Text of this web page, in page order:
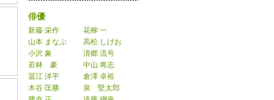
俳優
新藤 栄作
花柳 一
山本 まなぶ
高松 しげお
小沢 象
清郷 流号
若林 豪
中山 将志
冨江 洋平
倉澤 卓裕
木谷 匡勝
泉 堅太郎